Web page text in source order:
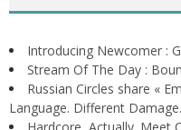
Introducing Newcomer :
Stream Of The Day :
Russian Circles share «
Language. Different Damage.